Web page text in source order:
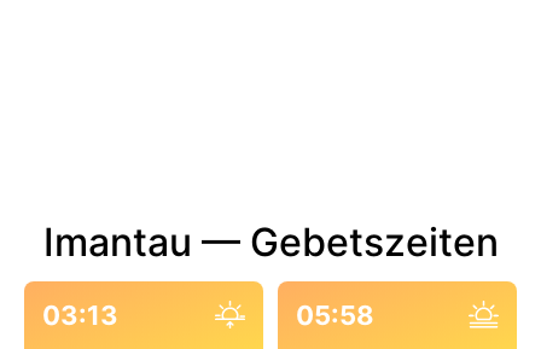
Imantau — Gebetszeiten
03:13 05:58